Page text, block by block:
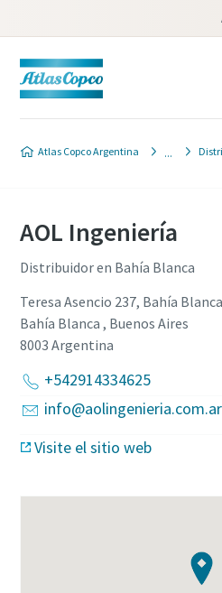
Atlas Copco Argentina
AOL Ingeniería
Distribuidor en Bahía Blanca
Teresa Asencio 237, Bahía
Bahía Blanca , Buenos Aires
8003 Argentina
+542914334625
info@aolingenieria.com.ar
Visite el sitio web